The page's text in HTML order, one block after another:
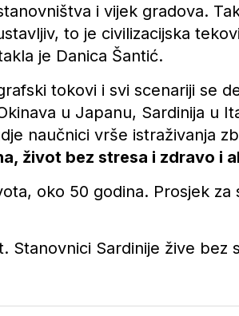
i vijek gradova.
to je civilizacijska
je Danica Šantić.
tokovi i svi scenariji se
u Japanu, Sardinija u
naučnici vrše istraživanja
život bez stresa i zdravo i
oko 50 godina. Prosjek
Stanovnici Sardinije žive bez